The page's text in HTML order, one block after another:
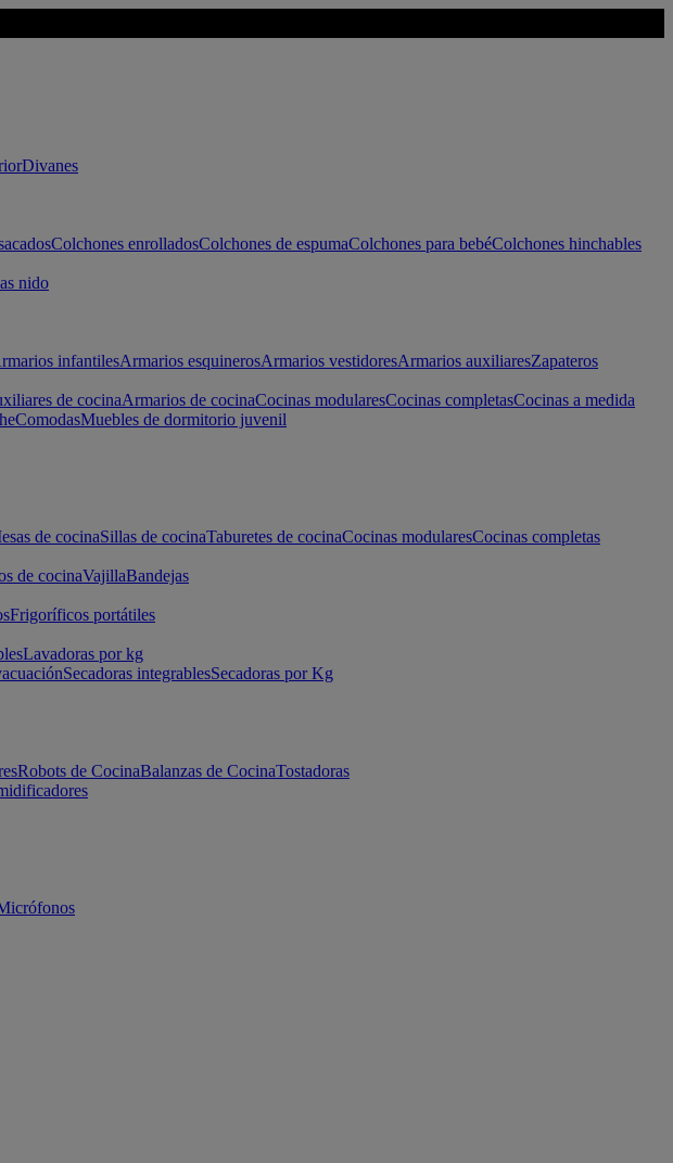
Divanes
Colchones enrolladosColchones de espumaColchones para bebéColchones hinchables
nido
infantilesArmarios esquinerosArmarios vestidoresArmarios auxiliaresZapateros
de cocinaArmarios de cocinaCocinas modularesCocinas completasCocinas a medida
ComodasMuebles de dormitorio juvenil
de cocinaSillas de cocinaTaburetes de cocinaCocinas modularesCocinas completas
de cocinaVajillaBandejas
Frigoríficos portátiles
Lavadoras por kg
Secadoras integrablesSecadoras por Kg
Robots de CocinaBalanzas de CocinaTostadoras